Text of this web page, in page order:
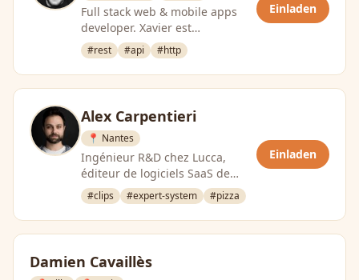
Full stack web & mobile apps
developer. Xavier est
développeur depuis 7 ans et il
est maintenant indépendant
dans …
#rest #api #http
Einladen
Alex Carpentieri
📍 Nantes
Ingénieur R&D chez Lucca,
éditeur de logiciels SaaS de
gestion RH.
#clips #expert-system #pizza
Einladen
Damien Cavaillès